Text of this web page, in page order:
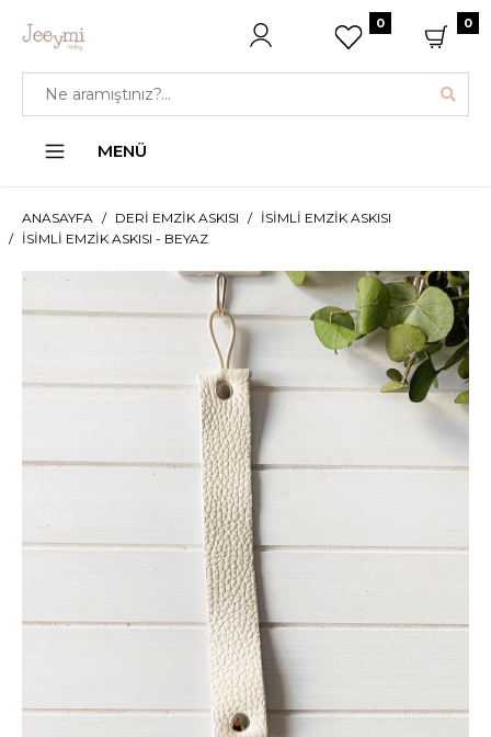
0 0
MENÜ
ANASAYFA DERI EMZIK ASKISI
İSIMLI EMZIK ASKISI
İSIMLI EMZIK ASKISI - BEYAZ